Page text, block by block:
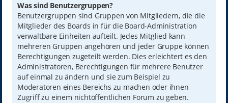
Was sind Benutzergruppen?
Benutzergruppen sind Gruppen von Mitgliedern, die die
Mitglieder des Boards in für die Board-Administration
verwaltbare Einheiten aufteilt. Jedes Mitglied kann
mehreren Gruppen angehören und jeder Gruppe können
Berechtigungen zugeteilt werden. Dies erleichtert es den
Administratoren, Berechtigungen für mehrere Benutzer
auf einmal zu ändern und sie zum Beispiel zu
Moderatoren eines Bereichs zu machen oder ihnen
Zugriff zu einem nichtöffentlichen Forum zu geben.